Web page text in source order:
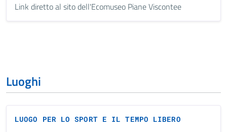
Link diretto al sito dell'Ecomuseo Piane Viscontee
Luoghi
LUOGO PER LO SPORT E IL TEMPO LIBERO